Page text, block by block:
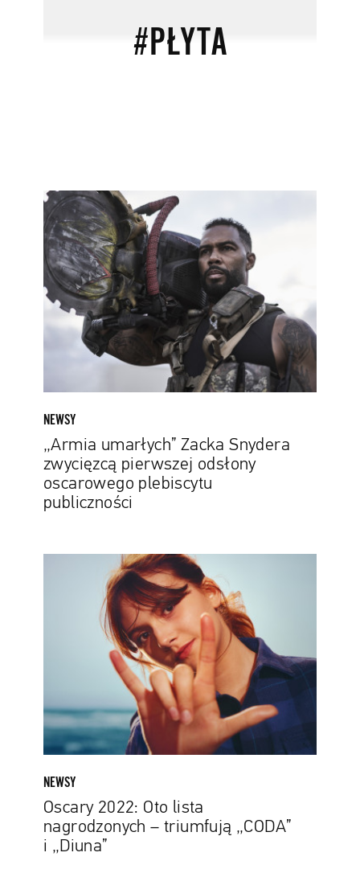
#PŁYTA
„Armia
umarłych”
Zacka
Snydera
zwycięzcą
pierwszej
odsłony
oscarowego
NEWSY
„Armia umarłych” Zacka Snydera
zwycięzcą pierwszej odsłony
oscarowego plebiscytu
publiczności
i
„Diuna”
NEWSY
Oscary 2022: Oto lista
nagrodzonych – triumfują „CODA”
i „Diuna”